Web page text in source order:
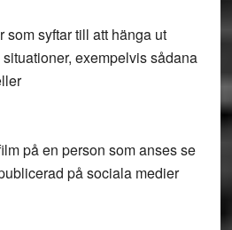
som syftar till att hänga ut
exempelvis sådana
på en person som anses se
på sociala medier